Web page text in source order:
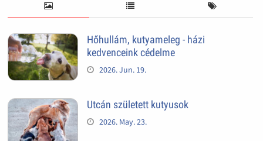
Hőhullám, kutyameleg - házi
kedvenceink cédelme
2026. Jun. 19.
Utcán született kutyusok
2026. May. 23.